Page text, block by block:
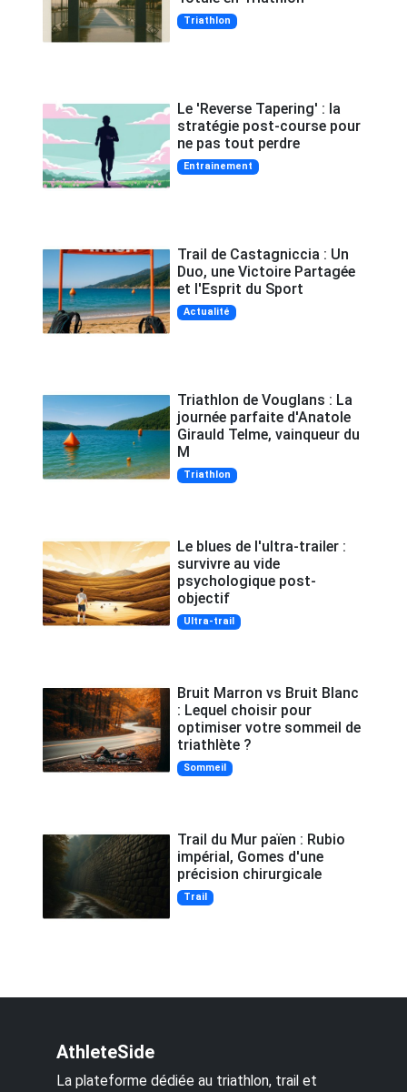
Triathlon
Le 'Reverse Tapering' : la
stratégie post-course pour
ne pas tout perdre
Entrainement
Trail de Castagniccia : Un
Duo, une Victoire Partagée
et l'Esprit du Sport
Actualité
Triathlon de Vouglans : La
journée parfaite d'Anatole
Girauld Telme, vainqueur du
M
Triathlon
Le blues de l'ultra-trailer :
survivre au vide
psychologique post-
objectif
Ultra-trail
Bruit Marron vs Bruit Blanc
: Lequel choisir pour
optimiser votre sommeil de
triathlète ?
Sommeil
Trail du Mur païen : Rubio
impérial, Gomes d'une
précision chirurgicale
Trail
AthleteSide
La plateforme dédiée au triathlon, trail et